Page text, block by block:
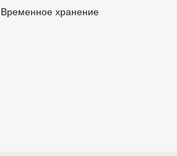
Временное хранение